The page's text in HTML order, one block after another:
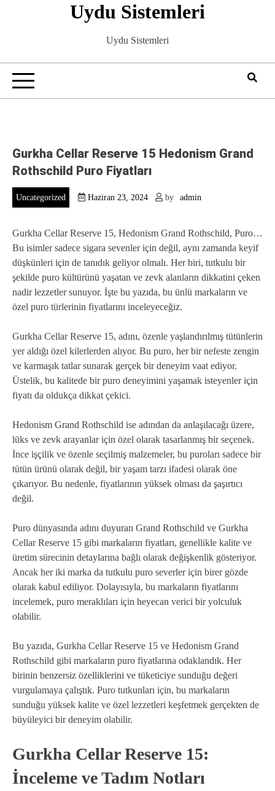
Uydu Sistemleri
Uydu Sistemleri
Gurkha Cellar Reserve 15 Hedonism Grand
Rothschild Puro Fiyatları
Uncategorized Haziran 23, 2024 by admin
Gurkha Cellar Reserve 15, Hedonism Grand Rothschild, Puro…
Bu isimler sadece sigara sevenler için değil, aynı zamanda keyif
düşkünleri için de tanıdık geliyor olmalı. Her biri, tutkulu bir
şekilde puro kültürünü yaşatan ve zevk alanların dikkatini çeken
nadir lezzetler sunuyor. İşte bu yazıda, bu ünlü markaların ve
özel puro türlerinin fiyatlarını inceleyeceğiz.
Gurkha Cellar Reserve 15, adını, özenle yaşlandırılmış tütünlerin
yer aldığı özel kilerlerden alıyor. Bu puro, her bir nefeste zengin
ve karmaşık tatlar sunarak gerçek bir deneyim vaat ediyor.
Üstelik, bu kalitede bir puro deneyimini yaşamak isteyenler için
fiyatı da oldukça dikkat çekici.
Hedonism Grand Rothschild ise adından da anlaşılacağı üzere,
lüks ve zevk arayanlar için özel olarak tasarlanmış bir seçenek.
İnce işçilik ve özenle seçilmiş malzemeler, bu puroları sadece bir
tütün ürünü olarak değil, bir yaşam tarzı ifadesi olarak öne
çıkarıyor. Bu nedenle, fiyatlarının yüksek olması da şaşırtıcı
değil.
Puro dünyasında adını duyuran Grand Rothschild ve Gurkha
Cellar Reserve 15 gibi markaların fiyatları, genellikle kalite ve
üretim sürecinin detaylarına bağlı olarak değişkenlik gösteriyor.
Ancak her iki marka da tutkulu puro severler için birer gözde
olarak kabul ediliyor. Dolayısıyla, bu markaların fiyatlarını
incelemek, puro meraklıları için heyecan verici bir yolculuk
olabilir.
Bu yazıda, Gurkha Cellar Reserve 15 ve Hedonism Grand
Rothschild gibi markaların puro fiyatlarına odaklandık. Her
birinin benzersiz özelliklerini ve tüketiciye sunduğu değeri
vurgulamaya çalıştık. Puro tutkunları için, bu markaların
sunduğu yüksek kalite ve özel lezzetleri keşfetmek gerçekten de
büyüleyici bir deneyim olabilir.
Gurkha Cellar Reserve 15:
İnceleme ve Tadım Notları